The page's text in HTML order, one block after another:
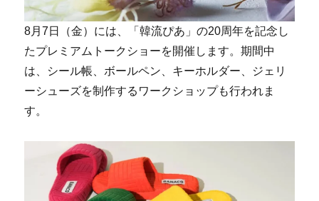
8月7日（金）には、「韓流ぴあ」の20周年を記念し
たプレミアムトークショーを開催します。期間中
は、シール帳、ボールペン、キーホルダー、ジェリ
ーシューズを制作するワークショップも行われま
す。